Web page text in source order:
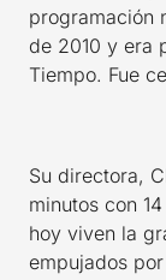
programación
de 2010 y era
Tiempo.​ Fue
Su directora,
minutos con
hoy viven la
empujados